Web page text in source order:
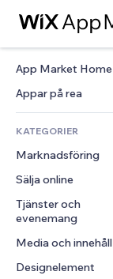
App Market Home
Appar på rea
KATEGORIER
Marknadsföring
Annonser
Mobil
Statistik
Sociala medier
SEO
Sälja online
Appar för butiker
Frakt och leverans
Sälj-knappar
Onlinekurser
Tjänster och
evenemang
Hotell
Evenemang
Media och innehåll
Galleri
Designelement